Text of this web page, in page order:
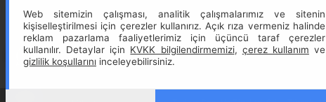
Web sitemizin çalışması, analitik çalışmalarımız ve sitenin
kişiselleştirilmesi için çerezler kullanırız. Açık rıza vermeniz halinde
reklam pazarlama faaliyetlerimiz için üçüncü taraf çerezler
kullanılır. Detaylar için KVKK bilgilendirmemizi, çerez kullanım ve
gizlilik koşullarını inceleyebilirsiniz.
keyfini birlikte yaşayalım.